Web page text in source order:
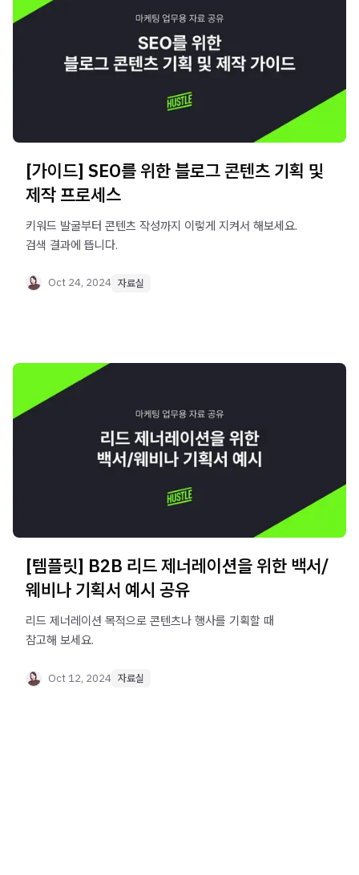
[가이드] SEO를 위한 블로그 콘텐츠 기획 및
제작 프로세스
키워드 발굴부터 콘텐츠 작성까지 이렇게 지켜서 해보세요.
검색 결과에 뜹니다.
Oct 24, 2024 자료실
[템플릿] B2B 리드 제너레이션을 위한 백서/
웨비나 기획서 예시 공유
리드 제너레이션 목적으로 콘텐츠나 행사를 기획할 때
참고해 보세요.
Oct 12, 2024 자료실